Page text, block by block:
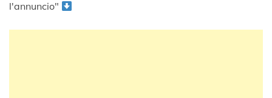
l'annuncio"